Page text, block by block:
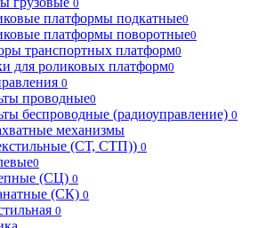
0
платформы подкатные0
платформы поворотные0
транспортных платформ0
для роликовых платформ0
0
проводные0
беспроводные (радиоуправление) 0
механизмы
(СТ, СТП)) 0
0
(СЦ) 0
(СК) 0
0